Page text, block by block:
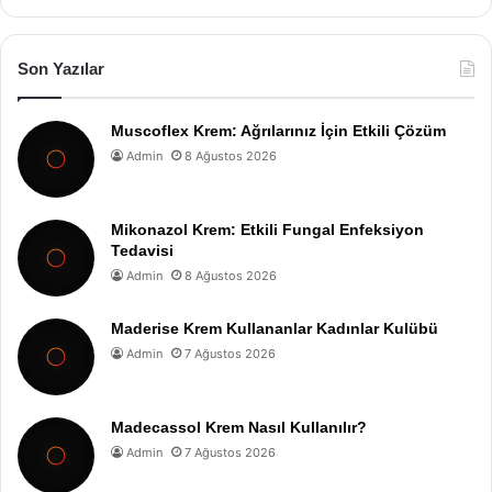
Son Yazılar
Muscoflex Krem: Ağrılarınız İçin Etkili Çözüm
Admin 8 Ağustos 2026
Mikonazol Krem: Etkili Fungal Enfeksiyon
Tedavisi
Admin 8 Ağustos 2026
Maderise Krem Kullananlar Kadınlar Kulübü
Admin 7 Ağustos 2026
Madecassol Krem Nasıl Kullanılır?
Admin 7 Ağustos 2026